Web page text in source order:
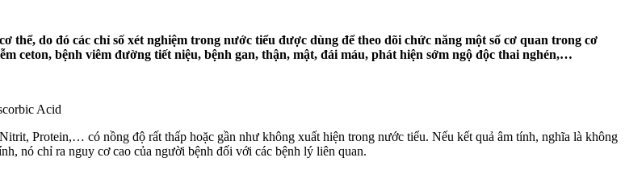
thể, do đó các chỉ số xét nghiệm trong nước tiểu được dùng để theo dõi chức năng một số cơ quan trong cơ
ceton, bệnh viêm đường tiết niệu, bệnh gan, thận, mật, đái máu, phát hiện sớm ngộ độc thai nghén,…
Acid
Protein,… có nồng độ rất thấp hoặc gần như không xuất hiện trong nước tiểu. Nếu kết quả âm tính, nghĩa là không
nó chỉ ra nguy cơ cao của người bệnh đối với các bệnh lý liên quan.